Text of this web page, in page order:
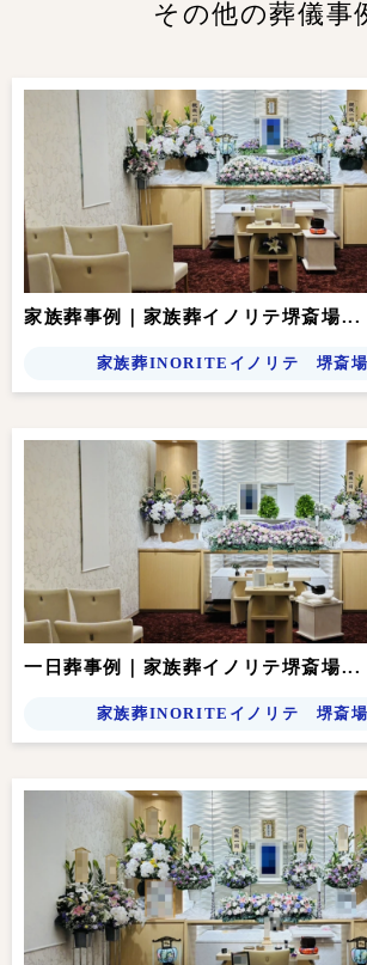
その他の葬儀事
家族葬事例｜家族葬イノリテ堺斎場...
家族葬INORITEイノリテ 堺斎
一日葬事例｜家族葬イノリテ堺斎場...
家族葬INORITEイノリテ 堺斎